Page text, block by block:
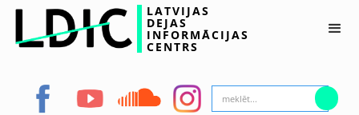
LATVIJAS
DEJAS
INFORMĀCIJAS
CENTRS